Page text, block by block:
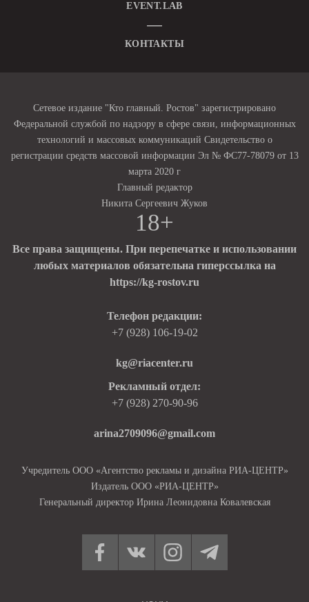
EVENT.LAB
КОНТАКТЫ
Сетевое издание "Кто главный. Ростов" зарегистрировано
Федеральной службой по надзору в сфере связи, информационных
технологий и массовых коммуникаций Свидетельство о
регистрации средств массовой информации Эл № ФС77-78079 от 13
марта 2020 г
Главный редактор
Никита Сергеевич Жуков
18+
Все права защищены. При перепечатке и использовании
любых материалов обязательна гиперссылка на
https://kg-rostov.ru
Телефон редакции:
+7 (928) 106-19-02
kg@riacenter.ru
Рекламный отдел:
+7 (928) 270-90-96
arina2709096@gmail.com
Учредитель ООО «Агентство рекламы и дизайна РИА-ЦЕНТР»
Издатель ООО «РИА-ЦЕНТР»
Генеральный директор Ирина Леонидовна Ковалевская